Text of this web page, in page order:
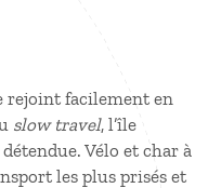
rejoint facilement en
slow travel, l’île
Vélo et char à
les plus prisés et